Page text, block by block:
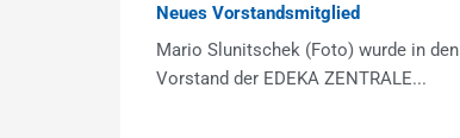
Neues Vorstandsmitglied
Mario Slunitschek (Foto) wurde in den
Vorstand der EDEKA ZENTRALE...